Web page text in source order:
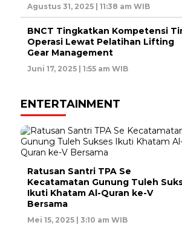
Agustus 31, 2025 | 11:38 am WIB
BNCT Tingkatkan Kompetensi
Operasi Lewat Pelatihan Lifting
Gear Management
Juni 17, 2025 | 1:55 am WIB
ENTERTAINMENT
Ratusan Santri TPA Se
Kecatamatan Gunung Tuleh
Ikuti Khatam Al-Quran ke-V
Bersama
Mei 15, 2025 | 3:10 am WIB